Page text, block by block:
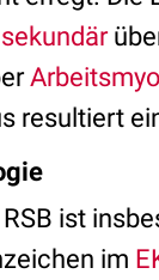
sekundär
resultiert
ist
im